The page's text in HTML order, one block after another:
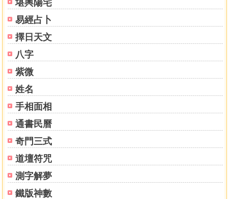
堪輿陽宅
易經占卜
擇日天文
八字
紫微
姓名
手相面相
通書民曆
奇門三式
道壇符咒
測字解夢
鐵版神數
文曲星八局抽爻換象
武曲星八局抽爻換象
破軍星八局抽爻換象
左輔星八局抽爻換象
右弼星八局抽爻換象
坐山、向首分金爻度表
坐山、向首分金須知